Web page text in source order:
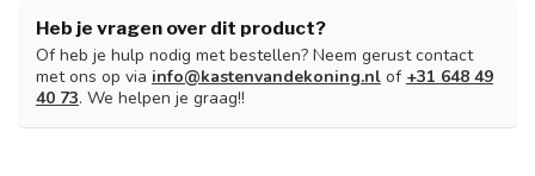
Heb je vragen over dit product?
Of heb je hulp nodig met bestellen? Neem gerust contact
met ons op via info@kastenvandekoning.nl of +31 648 49
40 73. We helpen je graag!!